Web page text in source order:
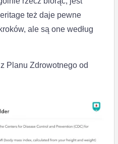
też daje pewne
ale są one według
Planu Zdrowotnego od